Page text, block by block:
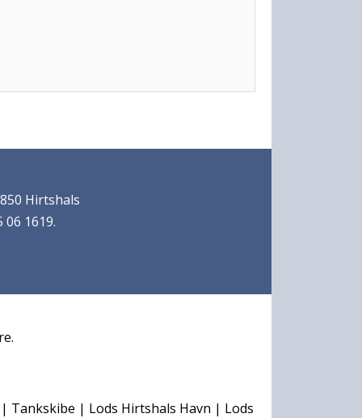
Hirtshals
1619.
Tankskibe | Lods Hirtshals Havn | Lods